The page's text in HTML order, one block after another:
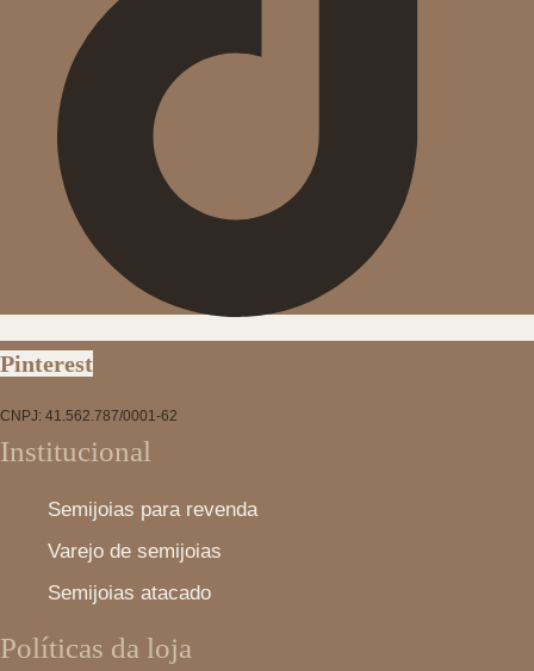
Pinterest
CNPJ: 41.562.787/0001-62
Institucional
Semijoias para revenda
Varejo de semijoias
Semijoias atacado
Políticas da loja